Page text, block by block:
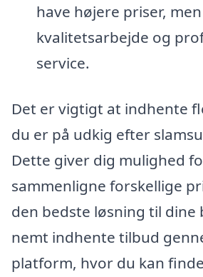
have højere priser,
kvalitetsarbejde og
service.
Det er vigtigt at indhente
du er på udkig efter
Dette giver dig mulighed
sammenligne forskellige
den bedste løsning til dine
nemt indhente tilbud
platform, hvor du kan